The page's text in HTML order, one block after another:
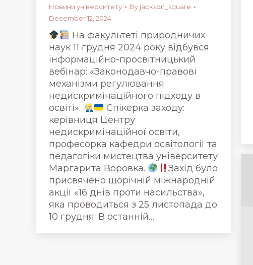
Новини університету By jackson_square
December 12, 2024
На факультеті природничих
наук 11 грудня 2024 року відбувся
інформаційно-просвітницький
вебінар: «Законодавчо-правові
механізми регулювання
недискримінаційного підходу в
освіті».
Спікерка заходу:
керівниця Центру
недискримінаційної освіти,
професорка кафедри освітології та
педагогіки мистецтва університету
Маргарита Воровка.
Захід було
присвячено щорічній міжнародній
акції «16 днів проти насильства»,
яка проводиться з 25 листопада до
10 грудня. В останній…